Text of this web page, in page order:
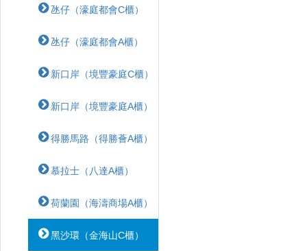
氹仔（濠庭都會C櫃）
氹仔（濠庭都會A櫃）
新口岸（境豐豪庭C櫃）
新口岸（境豐豪庭A櫃）
得勝馬路（得勝薈A櫃）
慕拉士（八達A櫃）
荷蘭園（海濤商場A櫃）
黑沙環（金海山C櫃）